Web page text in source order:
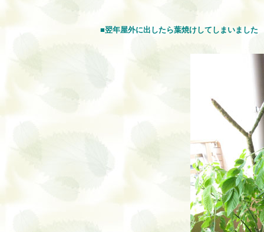
■翌年屋外に出したら葉焼けしてしまいました